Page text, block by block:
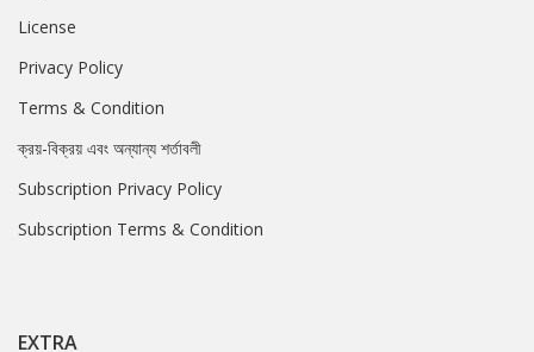
License
Privacy Policy
Terms & Condition
ক্রয়-বিক্রয় এবং অন্যান্য শর্তাবলী
Subscription Privacy Policy
Subscription Terms & Condition
EXTRA